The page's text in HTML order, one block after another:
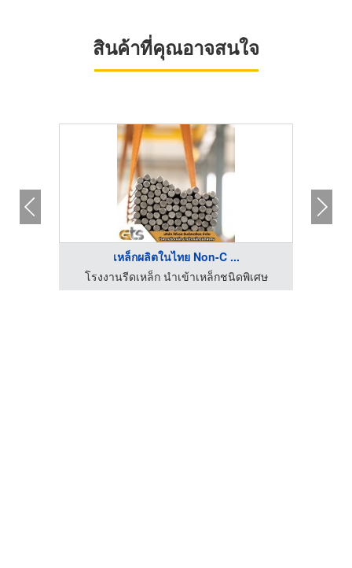
สินค้าที่คุณอาจสนใจ
เหล็กผลิตในไทย Non-C ...
โรงงานรีดเหล็ก นำเข้าเหล็กชนิดพิเศษ